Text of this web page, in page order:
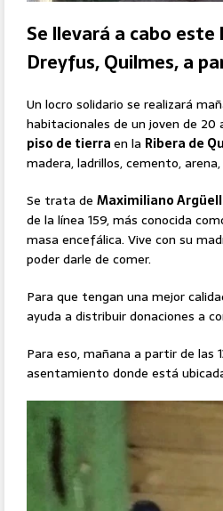
Se llevará a cabo
Dreyfus, Quilmes, a
Un locro solidario se realizará
habitacionales de un joven de
piso de tierraen la Ribera de
madera, ladrillos, cemento,
Se trata de Maximiliano
de la línea 159, más conocida
masa encefálica. Vive con su
poder darle de comer.
Para que tengan una mejor
ayuda a distribuir donaciones a
Para eso, mañana a partir de las
asentamiento donde está